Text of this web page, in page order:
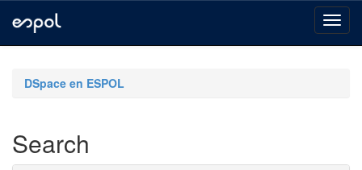
navigationDSpace en ESPOL
Search